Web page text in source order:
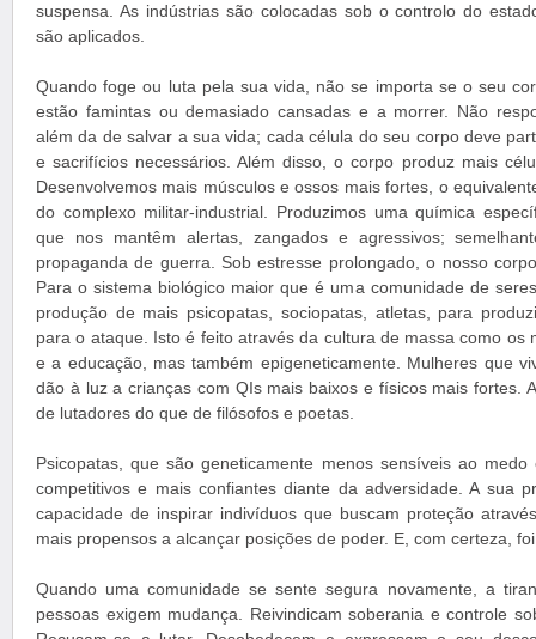
suspensa. As indústrias são colocadas sob o controlo do
são aplicados.
Quando foge ou luta pela sua vida, não se importa se o seu
estão famintas ou demasiado cansadas e a morrer. Não
além da de salvar a sua vida; cada célula do seu corpo deve
e sacrifícios necessários. Além disso, o corpo produz mais
Desenvolvemos mais músculos e ossos mais fortes, o
do complexo militar-industrial. Produzimos uma química
que nos mantêm alertas, zangados e agressivos;
propaganda de guerra. Sob estresse prolongado, o nosso
Para o sistema biológico maior que é uma comunidade de
produção de mais psicopatas, sociopatas, atletas, para
para o ataque. Isto é feito através da cultura de massa como os
e a educação, mas também epigeneticamente. Mulheres que
dão à luz a crianças com QIs mais baixos e físicos mais fortes.
de lutadores do que de filósofos e poetas.
Psicopatas, que são geneticamente menos sensíveis ao
competitivos e mais confiantes diante da adversidade. A sua
capacidade de inspirar indivíduos que buscam proteção
mais propensos a alcançar posições de poder. E, com certeza,
Quando uma comunidade se sente segura novamente, a
pessoas exigem mudança. Reivindicam soberania e controle